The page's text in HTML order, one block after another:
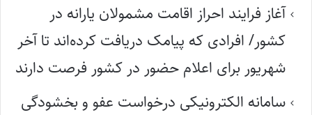
آغاز فرایند احراز اقامت مشمولان یارانه در
کشور/ افرادی که پیامک دریافت کرده‌اند تا آخر
شهریور برای اعلام حضور در کشور فرصت دارند
سامانه الکترونیکی درخواست عفو و بخشودگی